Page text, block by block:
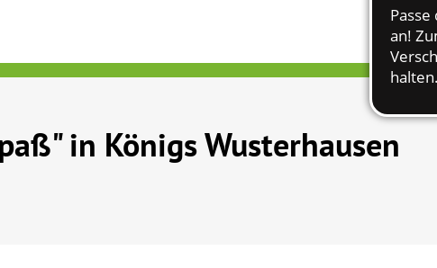
in Königs Wusterhausen